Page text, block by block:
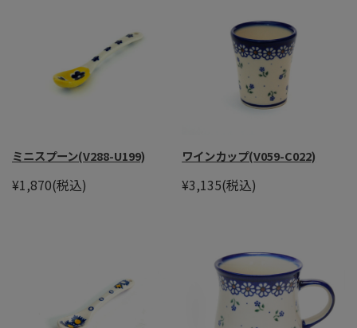
ミニスプーン(V288-U199)
¥1,870(税込)
ワインカップ(V059-C022)
¥3,135(税込)